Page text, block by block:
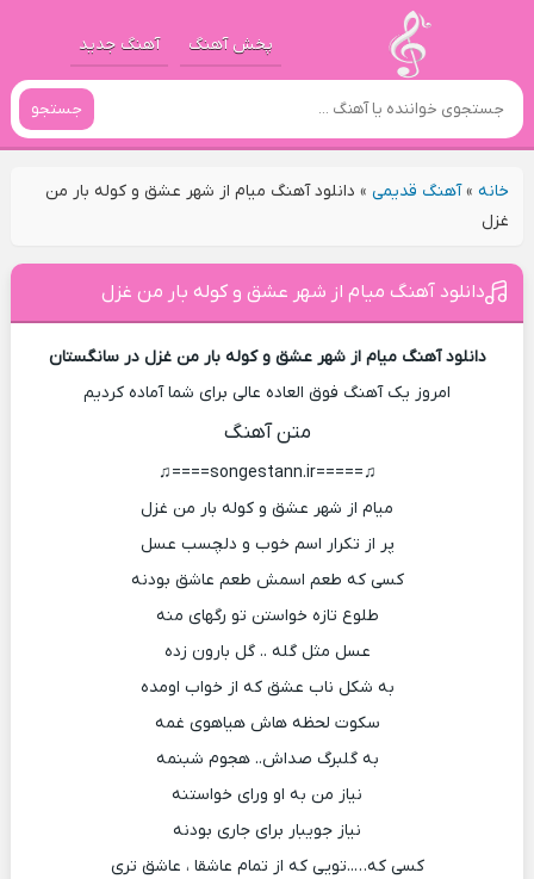
پخش آهنگ آهنگ جدید
جستجو
خانه»آهنگ قدیمی» دانلود آهنگ میام از شهر عشق و کوله بار من
غزل
دانلود آهنگ میام از شهر عشق و کوله بار من غزل
دانلود آهنگ میام از شهر عشق و کوله بار من غزل در سانگستان
امروز یک آهنگ فوق العاده عالی برای شما آماده کردیم
متن آهنگ
♫=====songestann.ir====♫
میام از شهر عشق و کوله بار من غزل
پر از تکرار اسم خوب و دلچسب عسل
کسی که طعم اسمش طعم عاشق بودنه
طلوع تازه خواستن تو رگهای منه
عسل مثل گله .. گل بارون زده
به شکل ناب عشق که از خواب اومده
سکوت لحظه هاش هیاهوی غمه
به گلبرگ صداش.. هجوم شبنمه
نیاز من به او ورای خواستنه
نیاز جویبار برای جاری بودنه
کسی که…..تویی که از تمام عاشقا ، عاشق تری